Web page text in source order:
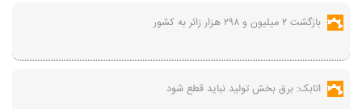
بازگشت ۲ میلیون و ۲۹۸ هزار زائر به کشور
اتابک: برق بخش تولید نباید قطع شود